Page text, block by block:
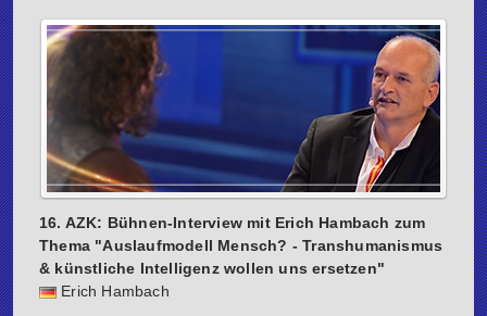
16. AZK: Bühnen-Interview mit Erich Hambach zum
Thema "Auslaufmodell Mensch? - Transhumanismus
& künstliche Intelligenz wollen uns ersetzen"
Erich Hambach